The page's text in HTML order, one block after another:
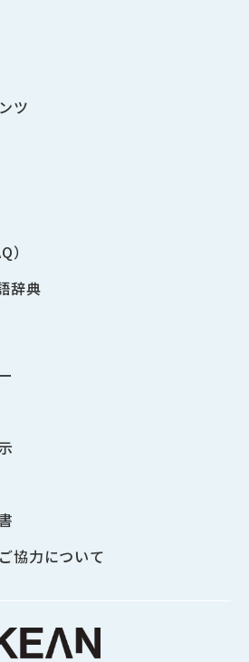
ツ
）
辞典
協力について